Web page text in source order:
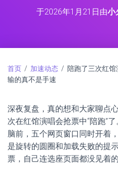
于2026年1月21日 由小
首页 / 加速动态 / 陪跑了三次红馆
输的真不是手速
深夜复盘，真的想和大家聊点
次在红馆演唱会抢票中“陪跑”
脑前，五个网页窗口同时开着
是旋转的圆圈和加载失败的提
票，自己连选座页面都没见着